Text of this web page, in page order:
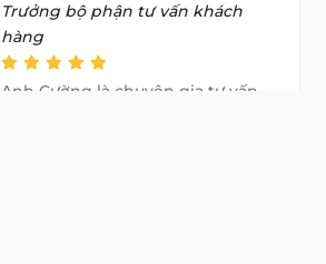
Trưởng bộ phận tư vấn khách
hàng
Anh Cường là chuyên gia tư vấn